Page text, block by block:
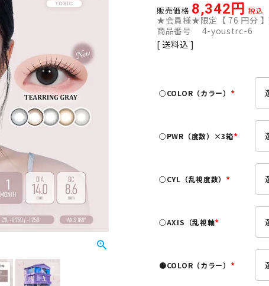
販売価格 8,342 税込
★会員様★限定【 76 円分
商品番号
4-youstrc-6
送料込
○COLOR（カラー）
)
○PWR（度数）×3箱
○CYL（乱視度数）
○AXIS（乱視軸
)
●COLOR（カラー）